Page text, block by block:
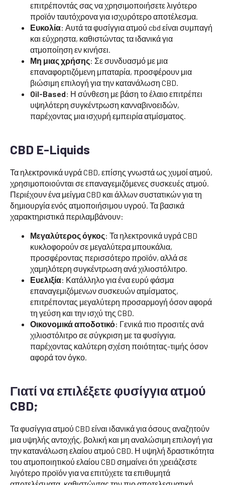
επιτρέποντάς σας να χρησιμοποιήσετε λιγότερο
προϊόν ταυτόχρονα για ισχυρότερο αποτέλεσμα.
Ευκολία: Αυτά τα φυσίγγια ατμού cbd είναι συμπαγή
και εύχρηστα, καθιστώντας τα ιδανικά για
ατμοποίηση εν κινήσει.
Μη μιας χρήσης: Σε συνδυασμό με μια
επαναφορτιζόμενη μπαταρία, προσφέρουν μια
βιώσιμη επιλογή για την κατανάλωση CBD.
Oil-Based: Η σύνθεση με βάση το έλαιο επιτρέπει
υψηλότερη συγκέντρωση κανναβινοειδών,
παρέχοντας μια ισχυρή εμπειρία ατμίσματος.
CBD E-Liquids
Τα ηλεκτρονικά υγρά CBD, επίσης γνωστά ως χυμοί ατμού,
χρησιμοποιούνται σε επαναγεμιζόμενες συσκευές ατμού.
Περιέχουν ένα μείγμα CBD και άλλων συστατικών για τη
δημιουργία ενός ατμοποιήσιμου υγρού. Τα βασικά
χαρακτηριστικά περιλαμβάνουν:
Μεγαλύτερος όγκος: Τα ηλεκτρονικά υγρά CBD
κυκλοφορούν σε μεγαλύτερα μπουκάλια,
προσφέροντας περισσότερο προϊόν, αλλά σε
χαμηλότερη συγκέντρωση ανά χιλιοστόλιτρο.
Ευελιξία: Κατάλληλο για ένα ευρύ φάσμα
επαναγεμιζόμενων συσκευών ατμίσματος,
επιτρέποντας μεγαλύτερη προσαρμογή όσον αφορά
τη γεύση και την ισχύ της CBD.
Οικονομικά αποδοτικό: Γενικά πιο προσιτές ανά
χιλιοστόλιτρο σε σύγκριση με τα φυσίγγια,
παρέχοντας καλύτερη σχέση ποιότητας-τιμής όσον
αφορά τον όγκο.
Γιατί να επιλέξετε φυσίγγια ατμού
CBD;
Τα φυσίγγια ατμού CBD είναι ιδανικά για όσους αναζητούν
μια υψηλής αντοχής, βολική και μη αναλώσιμη επιλογή για
την κατανάλωση ελαίου ατμού CBD. Η υψηλή δραστικότητα
του ατμοποιητικού ελαίου CBD σημαίνει ότι χρειάζεστε
λιγότερο προϊόν για να επιτύχετε τα επιθυμητά